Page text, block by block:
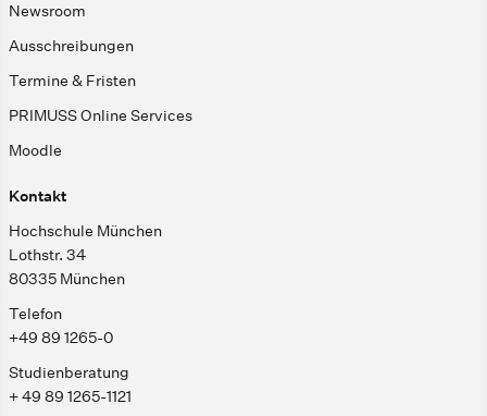
Newsroom
Ausschreibungen
Termine & Fristen
PRIMUSS Online Services
Moodle
Kontakt
Hochschule München
Lothstr. 34
80335 München
Telefon
+49 89 1265-0
Studienberatung
+ 49 89 1265-1121